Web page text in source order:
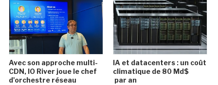
Avec son approche multi-
CDN, IO River joue le chef
d'orchestre réseau
IA et datacenters : un coût
climatique de 80 Md$
par an